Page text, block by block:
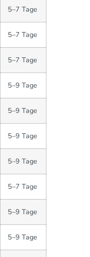
5–7 Tage
5–7 Tage
5–7 Tage
5–9 Tage
5–9 Tage
5–9 Tage
5–9 Tage
5–7 Tage
5–9 Tage
5–9 Tage